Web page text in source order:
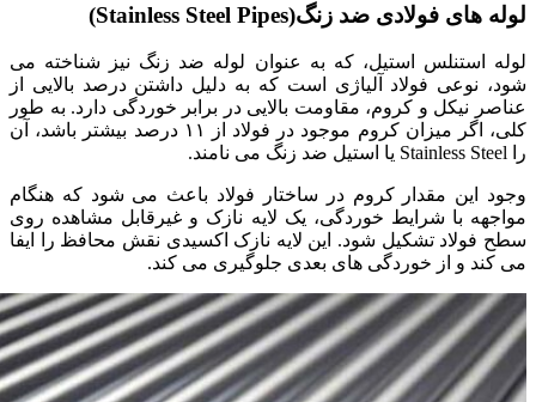
لوله های فولادی ضد زنگ(Stainless Steel Pipes)
لوله استنلس استیل، که به عنوان لوله ضد زنگ نیز شناخته می
‌شود، نوعی فولاد آلیاژی است که به دلیل داشتن درصد بالایی از
عناصر نیکل و کروم، مقاومت بالایی در برابر خوردگی دارد. به طور
کلی، اگر میزان کروم موجود در فولاد از ۱۱ درصد بیشتر باشد، آن
را Stainless Steel یا استیل ضد زنگ می ‌نامند.
وجود این مقدار کروم در ساختار فولاد باعث می ‌شود که هنگام
مواجهه با شرایط خوردگی، یک لایه نازک و غیرقابل مشاهده روی
سطح فولاد تشکیل شود. این لایه نازک اکسیدی نقش محافظ را ایفا
می‌ کند و از خوردگی ‌های بعدی جلوگیری می ‌کند.